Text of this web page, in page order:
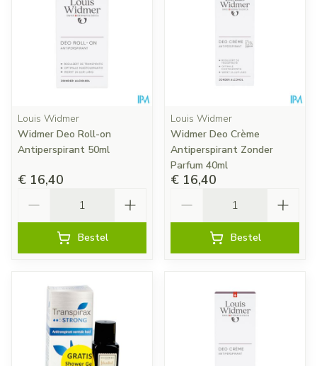
Louis Widmer
Widmer Deo Roll-on
Antiperspirant 50ml
€ 16,40
Bestel
Louis Widmer
Widmer Deo Crème
Antiperspirant Zonder
Parfum 40ml
€ 16,40
Bestel